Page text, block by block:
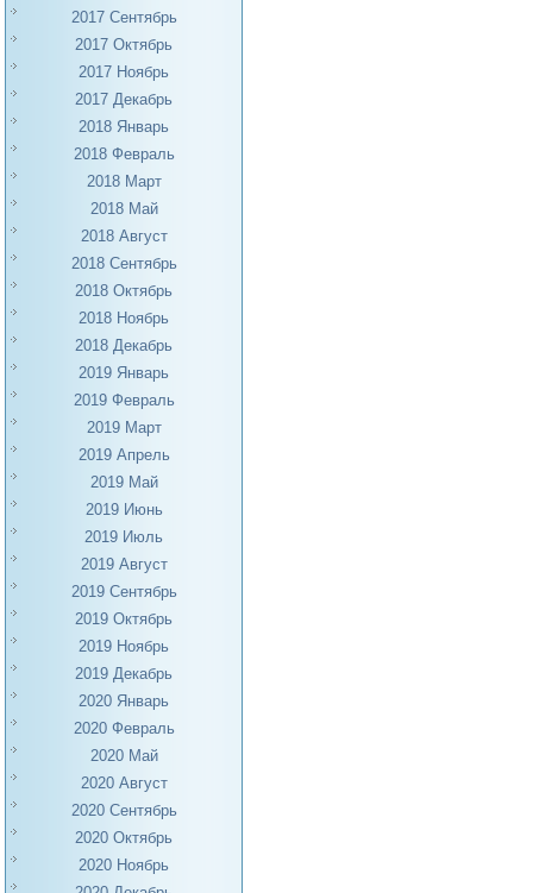
2017 Сентябрь
2017 Октябрь
2017 Ноябрь
2017 Декабрь
2018 Январь
2018 Февраль
2018 Март
2018 Май
2018 Август
2018 Сентябрь
2018 Октябрь
2018 Ноябрь
2018 Декабрь
2019 Январь
2019 Февраль
2019 Март
2019 Апрель
2019 Май
2019 Июнь
2019 Июль
2019 Август
2019 Сентябрь
2019 Октябрь
2019 Ноябрь
2019 Декабрь
2020 Январь
2020 Февраль
2020 Май
2020 Август
2020 Сентябрь
2020 Октябрь
2020 Ноябрь